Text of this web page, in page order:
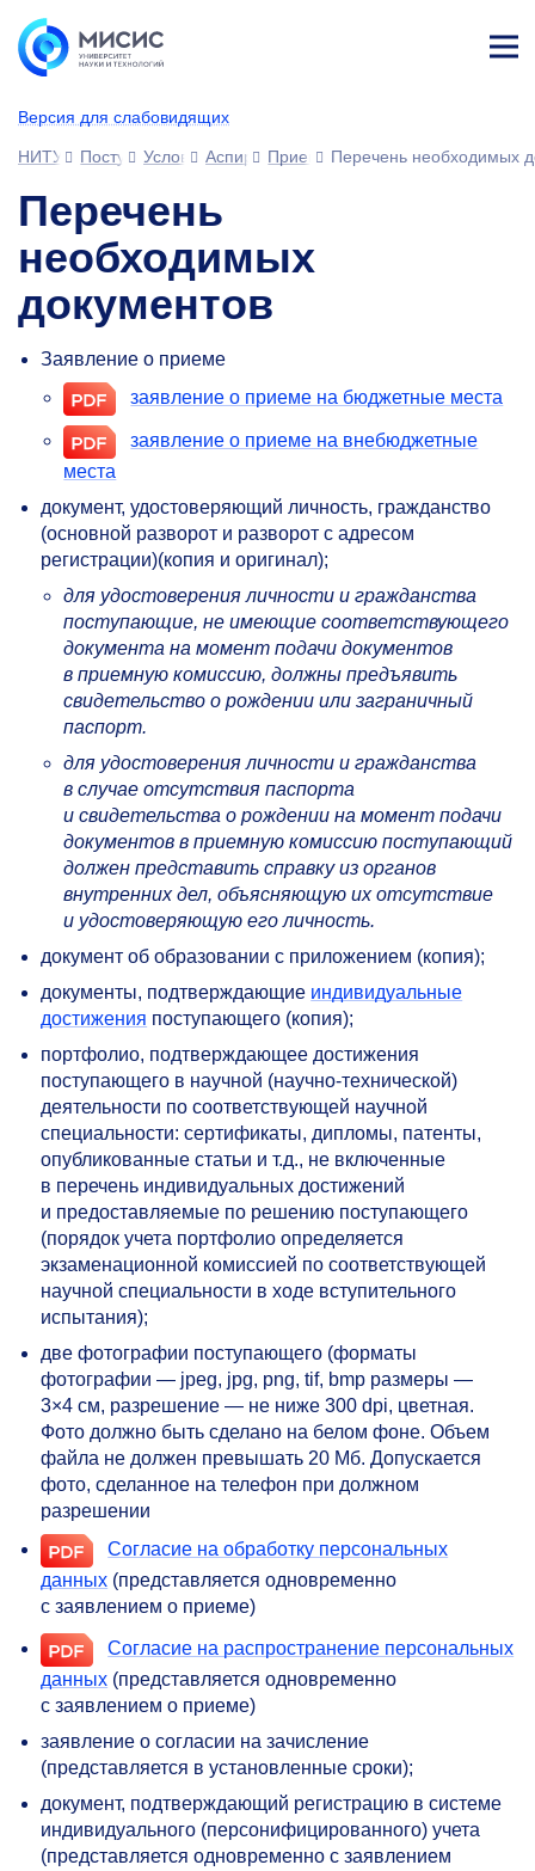
Версия для слабовидящих
ине
НИТУ МИСИСПоступающимУсловия приема
АспирантураПрием документов
Перечень необходимых
Перечень
необходимых
документов
Заявление о приеме
заявление о приеме на бюджетные места
заявление о приеме на внебюджетные
места
документ, удостоверяющий личность, гражданство
(основной разворот и разворот с адресом
регистрации)(копия и оригинал);
для удостоверения личности и гражданства
поступающие, не имеющие соответствующего
документа на момент подачи документов
в приемную комиссию, должны предъявить
свидетельство о рождении или заграничный
паспорт.
для удостоверения личности и гражданства
в случае отсутствия паспорта
и свидетельства о рождении на момент подачи
документов в приемную комиссию поступающий
должен представить справку из органов
внутренних дел, объясняющую их отсутствие
и удостоверяющую его личность.
документ об образовании с приложением (копия);
документы, подтверждающие индивидуальные
достижения поступающего (копия);
портфолио, подтверждающее достижения
поступающего в научной (научно-технической)
деятельности по соответствующей научной
специальности: сертификаты, дипломы, патенты,
опубликованные статьи и т.д., не включенные
в перечень индивидуальных достижений
и предоставляемые по решению поступающего
(порядок учета портфолио определяется
экзаменационной комиссией по соответствующей
научной специальности в ходе вступительного
испытания);
две фотографии поступающего (форматы
фотографии — jpeg, jpg, png, tif, bmp размеры —
3×4 см, разрешение — не ниже 300 dpi, цветная.
Фото должно быть сделано на белом фоне. Объем
файла не должен превышать 20 Мб. Допускается
фото, сделанное на телефон при должном
разрешении
Согласие на обработку персональных
данных (представляется одновременно
с заявлением о приеме)
Согласие на распространение персональных
данных (представляется одновременно
с заявлением о приеме)
заявление о согласии на зачисление
(представляется в установленные сроки);
документ, подтверждающий регистрацию в системе
индивидуального (персонифицированного) учета
(представляется одновременно с заявлением